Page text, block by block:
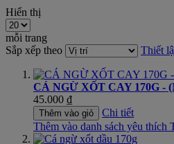
Hiển thị
mỗi trang
Sắp xếp theo
Thiết
CÁ NGỪ XỐT CAY 170G -
45.000 ₫
Thêm vào giỏ
Chi tiết
Thêm vào danh sách yêu thích